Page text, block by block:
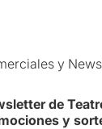
y
de
y